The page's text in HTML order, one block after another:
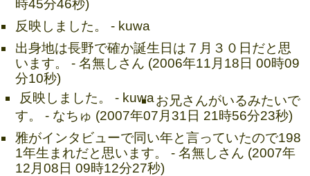
時45分46秒)
反映しました。 - kuwa
出身地は長野で確か誕生日は７月３０日だと思
います。 - 名無しさん (2006年11月18日 00時09
分10秒)
反映しました。 - kuwaお兄さんがいるみたいで
す。 - なちゅ (2007年07月31日 21時56分23秒)
雅がインタビューで同い年と言っていたので198
1年生まれだと思います。 - 名無しさん (2007年
12月08日 09時12分27秒)